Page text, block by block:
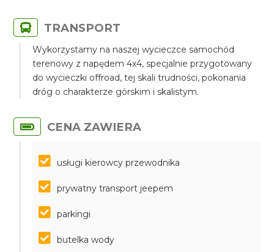
TRANSPORT
Wykorzystamy na naszej wycieczce samochód
terenowy z napędem 4x4, specjalnie przygotowany
do wycieczki offroad, tej skali trudności, pokonania
dróg o charakterze górskim i skalistym.
CENA ZAWIERA
usługi kierowcy przewodnika
prywatny transport jeepem
parkingi
butelka wody